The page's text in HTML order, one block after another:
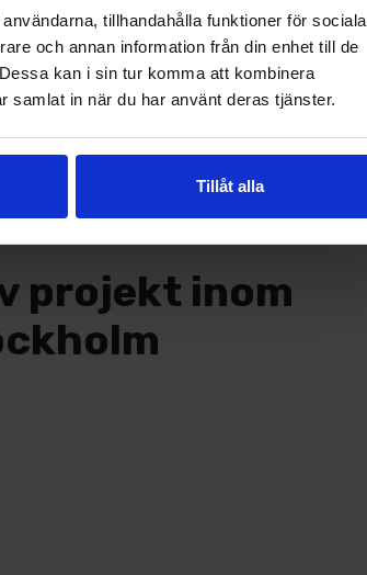
tillhandahålla funktioner för sociala
och annan information från din enhet till de
kan i sin tur komma att kombinera
samlat in när du har använt deras tjänster.
Tillåt alla
projekt inom